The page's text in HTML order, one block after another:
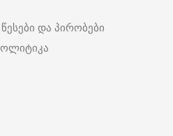
და პირობები